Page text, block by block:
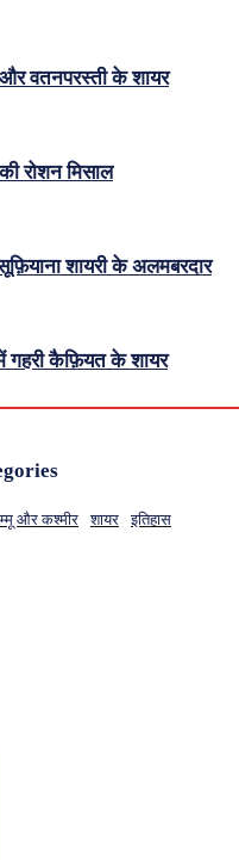
वतनपरस्ती के शायर
रोशन मिसाल
शायरी के अलमबरदार
गहरी कैफ़ियत के शायर
और कश्मीर शायर इतिहास